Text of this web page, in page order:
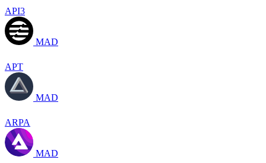
API3
MAD
APT
MAD
ARPA
MAD